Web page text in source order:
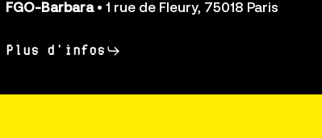
FGO-Barbara • 1 rue de Fleury, 75018 Paris
Plus d'infos